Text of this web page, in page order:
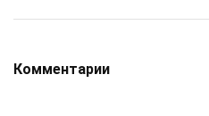
Комментарии